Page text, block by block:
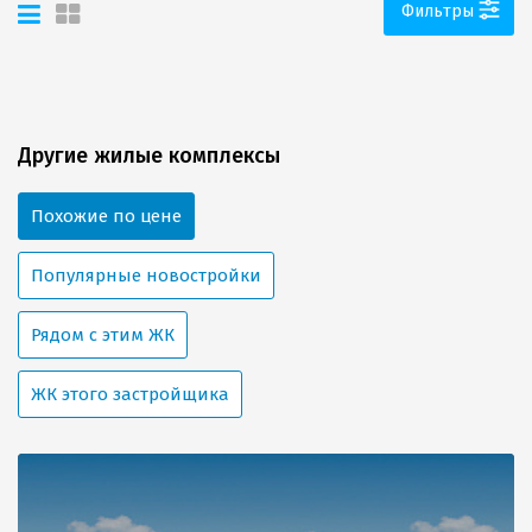
города можно в течение 5-7
двух минутах пешей
доступности находятся
заведений для детей разных
что все необходимые
Фильтры
Другие жилые комплексы
Похожие по цене
Популярные новостройки
Рядом с этим ЖК
ЖК этого застройщика